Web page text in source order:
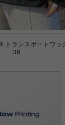
ランスポートワッ
36